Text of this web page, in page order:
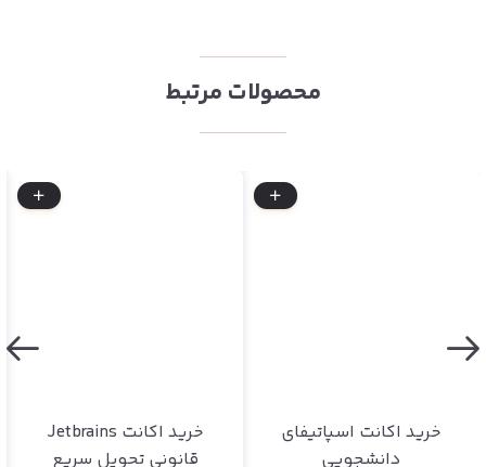
محصولات مرتبط
خرید اکانت اسپاتیفای
دانشجویی
خرید اکانت Jetbrains
قانونی تحویل سریع